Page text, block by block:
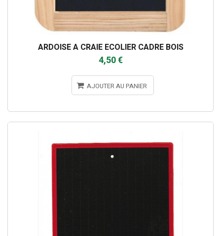
ARDOISE A CRAIE ECOLIER CADRE BOIS
4,50 €
AJOUTER AU PANIER